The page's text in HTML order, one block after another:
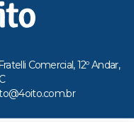
Comercial, 12º Andar,